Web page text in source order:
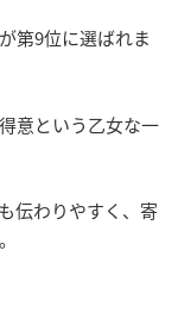
が第9位に選ばれま
意という乙女な一
伝わりやすく、寄